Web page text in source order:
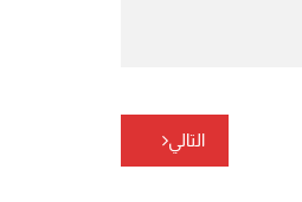
التالي